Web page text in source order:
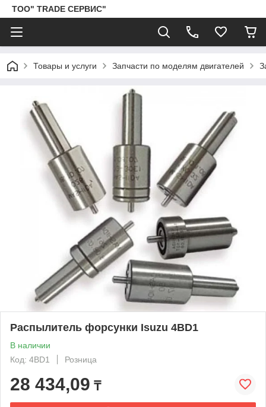
ТОО" TRADE СЕРВИС"
Товары и услуги Запчасти по моделям двигателей
Распылитель форсунки Isuzu 4BD1
В наличии
Код: 4BD1
Розница
28 434,09 ₸